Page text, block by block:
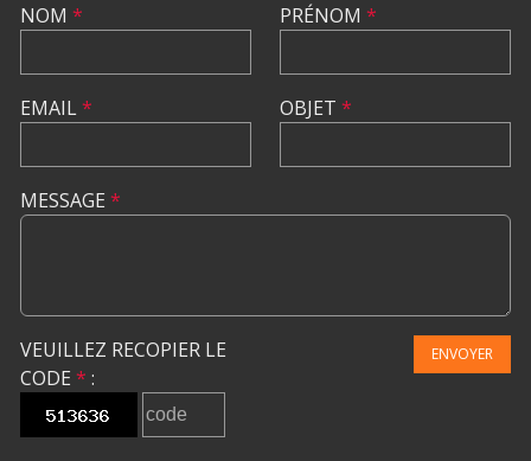
NOM *
EMAIL*
PRÉNOM *
OBJET *
MESSAGE *
VEUILLEZ RECOPIER LE
CODE * :
ENVOYER